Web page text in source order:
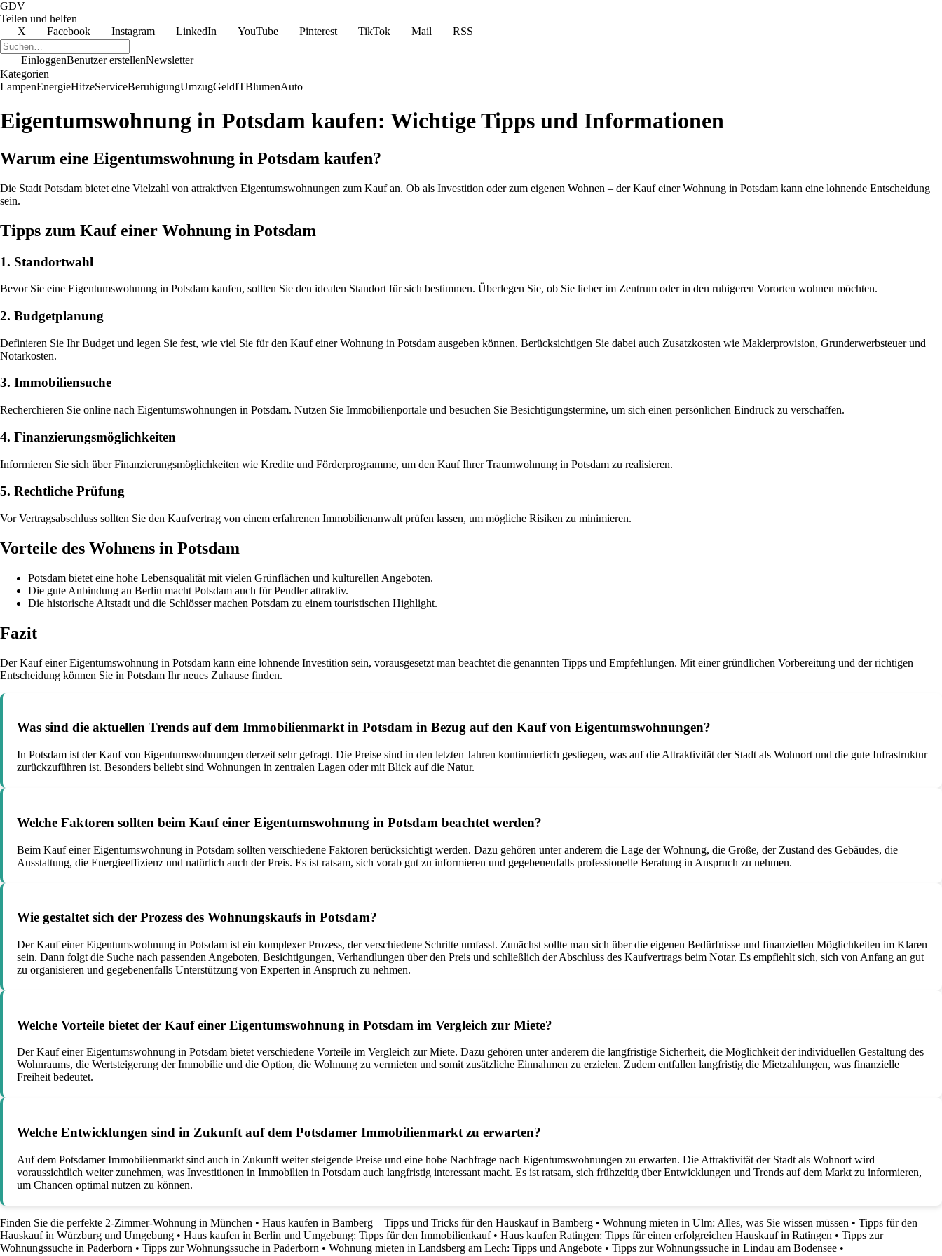
GDV
Teilen und helfen
X
Facebook Instagram LinkedIn YouTube Pinterest TikTok Mail RSS
EinloggenBenutzer erstellenNewsletter
Kategorien
LampenEnergieHitzeServiceBeruhigungUmzugGeldITBlumenAuto
Eigentumswohnung in Potsdam kaufen: Wichtige Tipps und Informationen
Warum eine Eigentumswohnung in Potsdam kaufen?
Die Stadt Potsdam bietet eine Vielzahl von attraktiven Eigentumswohnungen zum Kauf an. Ob als Investition oder zum eigenen Wohnen – der Kauf einer Wohnung in Potsdam kann eine lohnende Entscheidung
sein.
Tipps zum Kauf einer Wohnung in Potsdam
1. Standortwahl
Bevor Sie eine Eigentumswohnung in Potsdam kaufen, sollten Sie den idealen Standort für sich bestimmen. Überlegen Sie, ob Sie lieber im Zentrum oder in den ruhigeren Vororten wohnen möchten.
2. Budgetplanung
Definieren Sie Ihr Budget und legen Sie fest, wie viel Sie für den Kauf einer Wohnung in Potsdam ausgeben können. Berücksichtigen Sie dabei auch Zusatzkosten wie Maklerprovision, Grunderwerbsteuer und
Notarkosten.
3. Immobiliensuche
Recherchieren Sie online nach Eigentumswohnungen in Potsdam. Nutzen Sie Immobilienportale und besuchen Sie Besichtigungstermine, um sich einen persönlichen Eindruck zu verschaffen.
4. Finanzierungsmöglichkeiten
Informieren Sie sich über Finanzierungsmöglichkeiten wie Kredite und Förderprogramme, um den Kauf Ihrer Traumwohnung in Potsdam zu realisieren.
5. Rechtliche Prüfung
Vor Vertragsabschluss sollten Sie den Kaufvertrag von einem erfahrenen Immobilienanwalt prüfen lassen, um mögliche Risiken zu minimieren.
Vorteile des Wohnens in Potsdam
Potsdam bietet eine hohe Lebensqualität mit vielen Grünflächen und kulturellen Angeboten.
Die gute Anbindung an Berlin macht Potsdam auch für Pendler attraktiv.
Die historische Altstadt und die Schlösser machen Potsdam zu einem touristischen Highlight.
Fazit
Der Kauf einer Eigentumswohnung in Potsdam kann eine lohnende Investition sein, vorausgesetzt man beachtet die genannten Tipps und Empfehlungen. Mit einer gründlichen Vorbereitung und der richtigen
Entscheidung können Sie in Potsdam Ihr neues Zuhause finden.
Was sind die aktuellen Trends auf dem Immobilienmarkt in Potsdam in Bezug auf den Kauf von Eigentumswohnungen?
In Potsdam ist der Kauf von Eigentumswohnungen derzeit sehr gefragt. Die Preise sind in den letzten Jahren kontinuierlich gestiegen, was auf die Attraktivität der Stadt als Wohnort und die gute Infrastruktur
zurückzuführen ist. Besonders beliebt sind Wohnungen in zentralen Lagen oder mit Blick auf die Natur.
Welche Faktoren sollten beim Kauf einer Eigentumswohnung in Potsdam beachtet werden?
Beim Kauf einer Eigentumswohnung in Potsdam sollten verschiedene Faktoren berücksichtigt werden. Dazu gehören unter anderem die Lage der Wohnung, die Größe, der Zustand des Gebäudes, die
Ausstattung, die Energieeffizienz und natürlich auch der Preis. Es ist ratsam, sich vorab gut zu informieren und gegebenenfalls professionelle Beratung in Anspruch zu nehmen.
Wie gestaltet sich der Prozess des Wohnungskaufs in Potsdam?
Der Kauf einer Eigentumswohnung in Potsdam ist ein komplexer Prozess, der verschiedene Schritte umfasst. Zunächst sollte man sich über die eigenen Bedürfnisse und finanziellen Möglichkeiten im Klaren
sein. Dann folgt die Suche nach passenden Angeboten, Besichtigungen, Verhandlungen über den Preis und schließlich der Abschluss des Kaufvertrags beim Notar. Es empfiehlt sich, sich von Anfang an gut
zu organisieren und gegebenenfalls Unterstützung von Experten in Anspruch zu nehmen.
Welche Vorteile bietet der Kauf einer Eigentumswohnung in Potsdam im Vergleich zur Miete?
Der Kauf einer Eigentumswohnung in Potsdam bietet verschiedene Vorteile im Vergleich zur Miete. Dazu gehören unter anderem die langfristige Sicherheit, die Möglichkeit der individuellen Gestaltung des
Wohnraums, die Wertsteigerung der Immobilie und die Option, die Wohnung zu vermieten und somit zusätzliche Einnahmen zu erzielen. Zudem entfallen langfristig die Mietzahlungen, was finanzielle
Freiheit bedeutet.
Welche Entwicklungen sind in Zukunft auf dem Potsdamer Immobilienmarkt zu erwarten?
Auf dem Potsdamer Immobilienmarkt sind auch in Zukunft weiter steigende Preise und eine hohe Nachfrage nach Eigentumswohnungen zu erwarten. Die Attraktivität der Stadt als Wohnort wird
voraussichtlich weiter zunehmen, was Investitionen in Immobilien in Potsdam auch langfristig interessant macht. Es ist ratsam, sich frühzeitig über Entwicklungen und Trends auf dem Markt zu informieren,
um Chancen optimal nutzen zu können.
Finden Sie die perfekte 2-Zimmer-Wohnung in München • Haus kaufen in Bamberg – Tipps und Tricks für den Hauskauf in Bamberg • Wohnung mieten in Ulm: Alles, was Sie wissen müssen • Tipps für den
Hauskauf in Würzburg und Umgebung • Haus kaufen in Berlin und Umgebung: Tipps für den Immobilienkauf• Haus kaufen Ratingen: Tipps für einen erfolgreichen Hauskauf in Ratingen • Tipps zur
Wohnungssuche in Paderborn • Tipps zur Wohnungssuche in Paderborn • Wohnung mieten in Landsberg am Lech: Tipps und Angebote • Tipps zur Wohnungssuche in Lindau am Bodensee •